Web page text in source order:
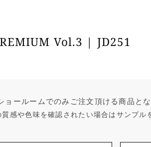
Vol.3 | JD251
ョールームでのみご注文頂ける商品とな
質感や色味を確認されたい場合はサンプル